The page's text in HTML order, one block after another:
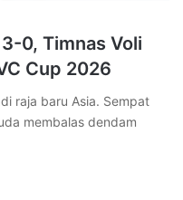
0, Timnas Voli
Cup 2026
raja baru Asia. Sempat
membalas dendam